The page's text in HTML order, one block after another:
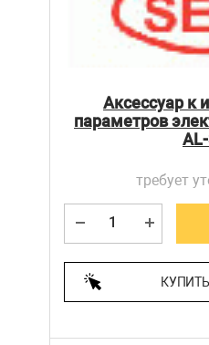
Аксессуар к
параметров
требует